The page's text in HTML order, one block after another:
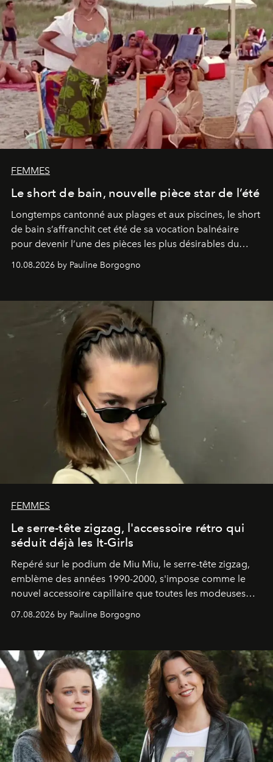
FEMMES
Le short de bain, nouvelle pièce star de l’été
Longtemps cantonné aux plages et aux piscines, le short
de bain s’affranchit cet été de sa vocation balnéaire
pour devenir l’une des pièces les plus désirables du
10.08.2026 by Pauline Borgogno
FEMMES
Le serre-tête zigzag, l'accessoire rétro qui
séduit déjà les It-Girls
Repéré sur le podium de Miu Miu, le serre-tête zigzag,
emblème des années 1990-2000, s'impose comme le
nouvel accessoire capillaire que toutes les modeuses
s'arrachent déjà.
07.08.2026 by Pauline Borgogno